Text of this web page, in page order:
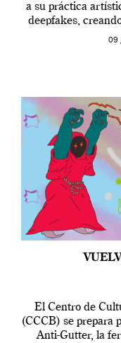
a su práctica
deepfakes,
09
El Centro de
(CCCB) se prepara
Anti-Gutter, la